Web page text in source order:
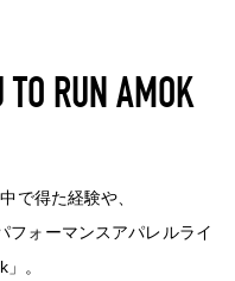
TO RUN AMOK
で得た経験や、
フォーマンスアパレルライ
。